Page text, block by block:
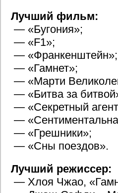
Лучший фильм:
— «Бугония»;
— «F1»;
— «Франкенштейн»;
— «Гамнет»;
— «Марти
— «Битва за
— «Секретный
—
— «Грешники»;
— «Сны поездов».
Лучший режиссер:
— Хлоя Чжао,